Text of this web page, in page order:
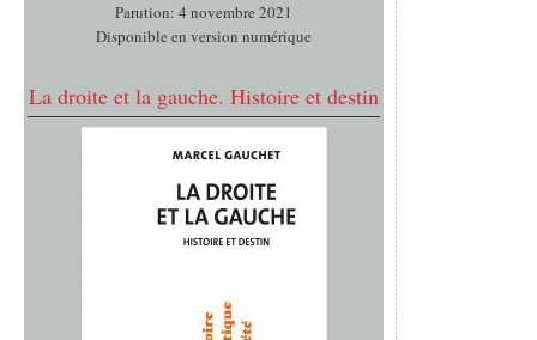
Parution: 4 novembre 2021
Disponible en version numérique
La droite et la gauche. Histoire et destin